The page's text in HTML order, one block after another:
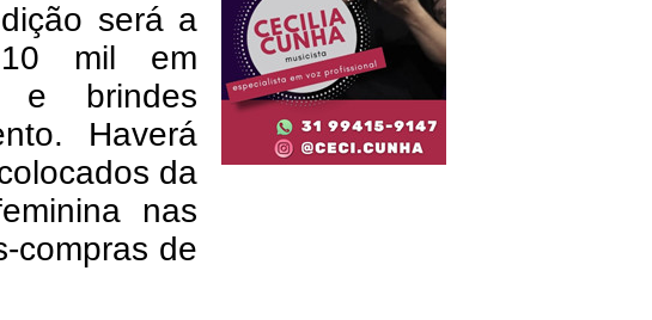
será a
mil em
e brindes
Haverá
da
nas
compras de